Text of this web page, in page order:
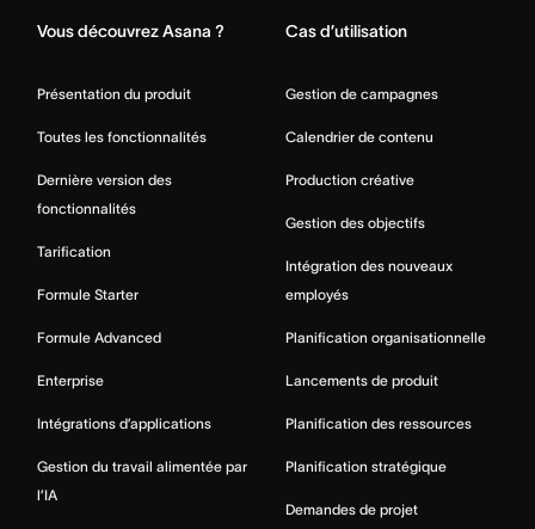
Vous découvrez Asana ?
Présentation du produit
Toutes les fonctionnalités
Dernière version des
fonctionnalités
Tarification
Formule Starter
Formule Advanced
Enterprise
Intégrations d’applications
Gestion du travail alimentée par
l’IA
Cas d’utilisation
Gestion de campagnes
Calendrier de contenu
Production créative
Gestion des objectifs
Intégration des nouveaux
employés
Planification organisationnelle
Lancements de produit
Planification des ressources
Planification stratégique
Demandes de projet